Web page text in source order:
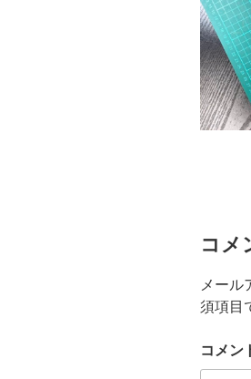
コメ
メール
須項目
コメン